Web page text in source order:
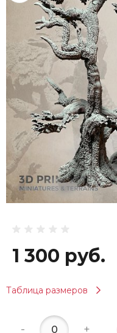
1 300 руб.
Таблица размеров
- +